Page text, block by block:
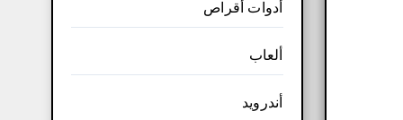
أدوات أقراص
ألعاب
أندرويد